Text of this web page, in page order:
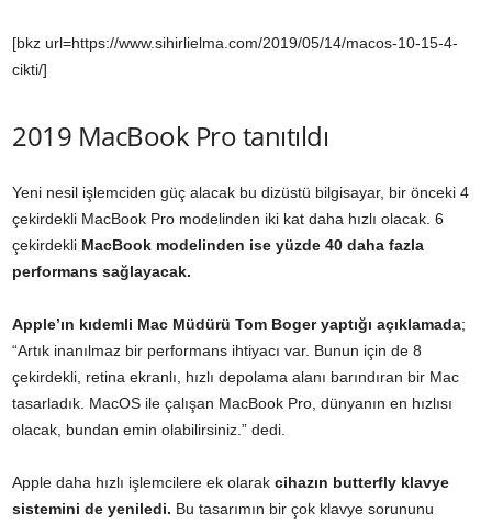
[bkz url=https://www.sihirlielma.com/2019/05/14/macos-10-15-4-
cikti/]
2019 MacBook Pro tanıtıldı
Yeni nesil işlemciden güç alacak bu dizüstü bilgisayar, bir önceki 4
çekirdekli MacBook Pro modelinden iki kat daha hızlı olacak. 6
çekirdekli MacBook modelinden ise yüzde 40 daha fazla
performans sağlayacak.
Apple’ın kıdemli Mac Müdürü Tom Boger yaptığı açıklamada;
“Artık inanılmaz bir performans ihtiyacı var. Bunun için de 8
çekirdekli, retina ekranlı, hızlı depolama alanı barındıran bir Mac
tasarladık. MacOS ile çalışan MacBook Pro, dünyanın en hızlısı
olacak, bundan emin olabilirsiniz.” dedi.
Apple daha hızlı işlemcilere ek olarak cihazın butterfly klavye
sistemini de yeniledi. Bu tasarımın bir çok klavye sorununu